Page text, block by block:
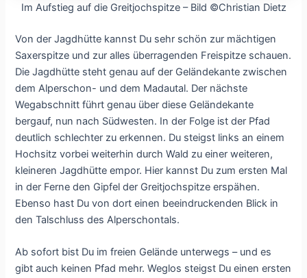
Im Aufstieg auf die Greitjochspitze – Bild ©Christian Dietz
Von der Jagdhütte kannst Du sehr schön zur mächtigen
Saxerspitze und zur alles überragenden Freispitze schauen.
Die Jagdhütte steht genau auf der Geländekante zwischen
dem Alperschon- und dem Madautal. Der nächste
Wegabschnitt führt genau über diese Geländekante
bergauf, nun nach Südwesten. In der Folge ist der Pfad
deutlich schlechter zu erkennen. Du steigst links an einem
Hochsitz vorbei weiterhin durch Wald zu einer weiteren,
kleineren Jagdhütte empor. Hier kannst Du zum ersten Mal
in der Ferne den Gipfel der Greitjochspitze erspähen.
Ebenso hast Du von dort einen beeindruckenden Blick in
den Talschluss des Alperschontals.
Ab sofort bist Du im freien Gelände unterwegs – und es
gibt auch keinen Pfad mehr. Weglos steigst Du einen ersten